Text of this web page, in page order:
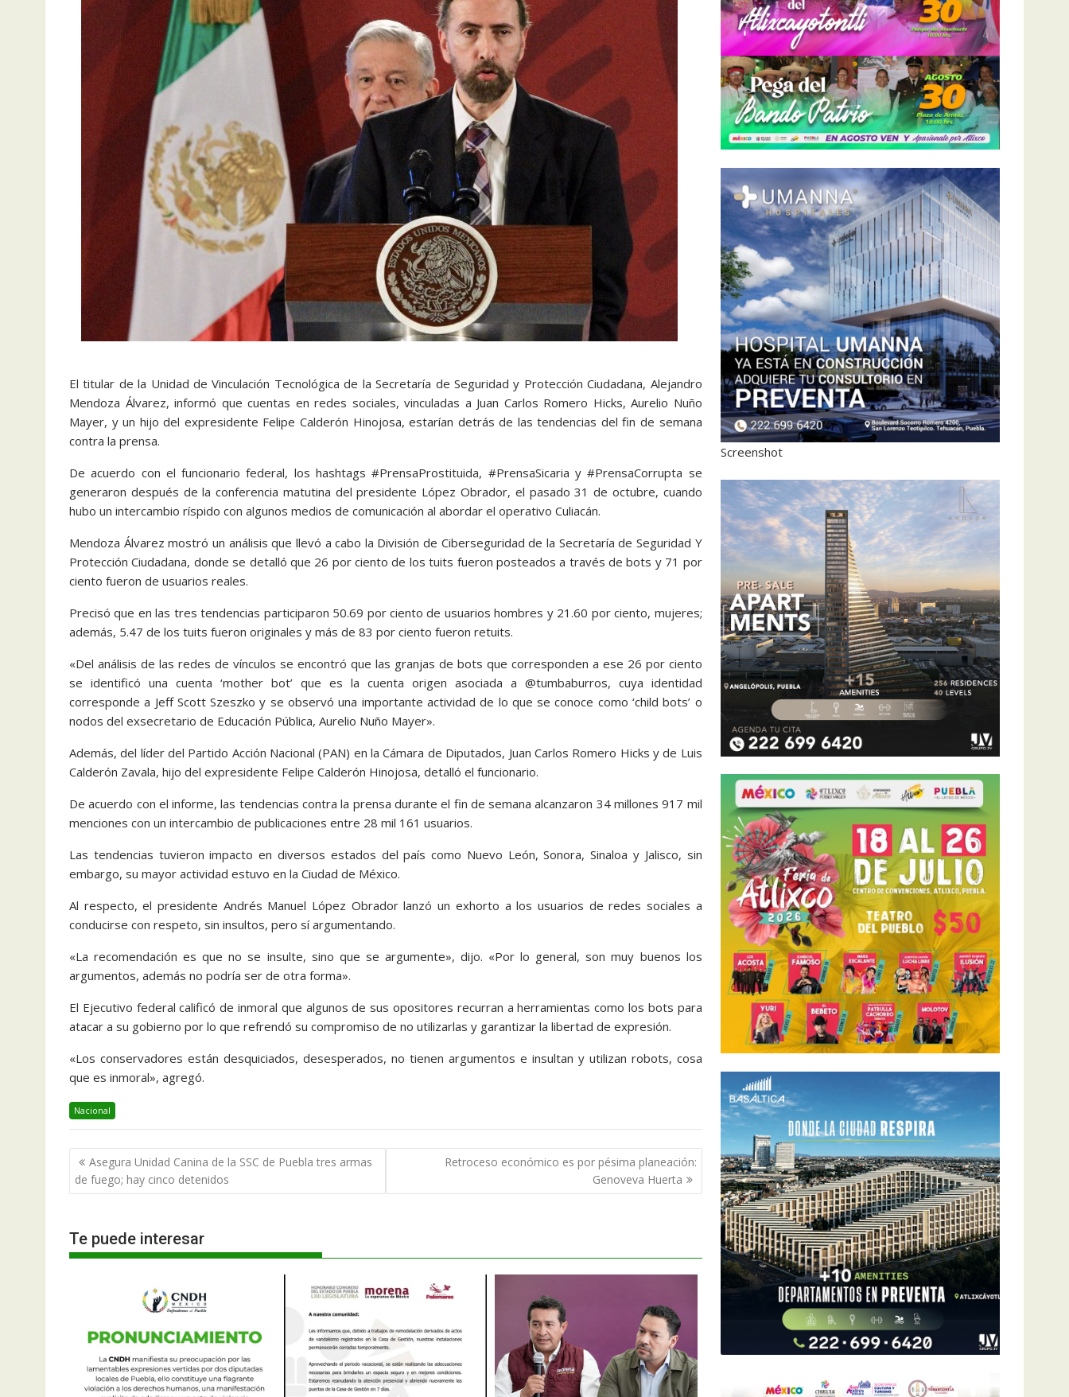
El titular de la Unidad de Vinculación Tecnológica de la Secretaría de Seguridad y Protección Ciudadana, Alejandro
Mendoza Álvarez, informó que cuentas en redes sociales, vinculadas a Juan Carlos Romero Hicks, Aurelio Nuño
Mayer, y un hijo del expresidente Felipe Calderón Hinojosa, estarían detrás de las tendencias del fin de semana
contra la prensa.
De acuerdo con el funcionario federal, los hashtags #PrensaProstituida, #PrensaSicaria y #PrensaCorrupta se
generaron después de la conferencia matutina del presidente López Obrador, el pasado 31 de octubre, cuando
hubo un intercambio ríspido con algunos medios de comunicación al abordar el operativo Culiacán.
Mendoza Álvarez mostró un análisis que llevó a cabo la División de Ciberseguridad de la Secretaría de Seguridad Y
Protección Ciudadana, donde se detalló que 26 por ciento de los tuits fueron posteados a través de bots y 71 por
ciento fueron de usuarios reales.
Precisó que en las tres tendencias participaron 50.69 por ciento de usuarios hombres y 21.60 por ciento, mujeres;
además, 5.47 de los tuits fueron originales y más de 83 por ciento fueron retuits.
«Del análisis de las redes de vínculos se encontró que las granjas de bots que corresponden a ese 26 por ciento
se identificó una cuenta ‘mother bot’ que es la cuenta origen asociada a @tumbaburros, cuya identidad
corresponde a Jeff Scott Szeszko y se observó una importante actividad de lo que se conoce como ‘child bots’ o
nodos del exsecretario de Educación Pública, Aurelio Nuño Mayer».
Además, del líder del Partido Acción Nacional (PAN) en la Cámara de Diputados, Juan Carlos Romero Hicks y de Luis
Calderón Zavala, hijo del expresidente Felipe Calderón Hinojosa, detalló el funcionario.
De acuerdo con el informe, las tendencias contra la prensa durante el fin de semana alcanzaron 34 millones 917 mil
menciones con un intercambio de publicaciones entre 28 mil 161 usuarios.
Las tendencias tuvieron impacto en diversos estados del país como Nuevo León, Sonora, Sinaloa y Jalisco, sin
embargo, su mayor actividad estuvo en la Ciudad de México.
Al respecto, el presidente Andrés Manuel López Obrador lanzó un exhorto a los usuarios de redes sociales a
conducirse con respeto, sin insultos, pero sí argumentando.
«La recomendación es que no se insulte, sino que se argumente», dijo. «Por lo general, son muy buenos los
argumentos, además no podría ser de otra forma».
El Ejecutivo federal calificó de inmoral que algunos de sus opositores recurran a herramientas como los bots para
atacar a su gobierno por lo que refrendó su compromiso de no utilizarlas y garantizar la libertad de expresión.
«Los conservadores están desquiciados, desesperados, no tienen argumentos e insultan y utilizan robots, cosa
que es inmoral», agregó.
Nacional
Navegación
de
entradas
Asegura Unidad Canina de la SSC de Puebla tres armas
de fuego; hay cinco detenidos
Retroceso económico es por pésima planeación:
Genoveva Huerta
Te puede interesar
Screenshot